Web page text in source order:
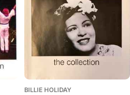
BILLIE HOLIDAY